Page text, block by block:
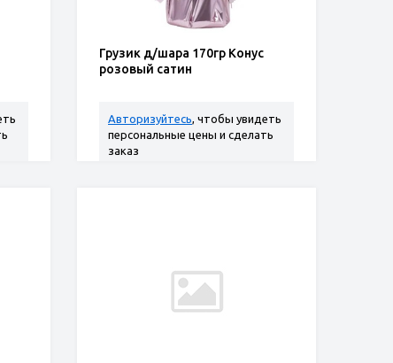
Грузик д/шара 170гр Конус
розовый сатин
Авторизуйтесь, чтобы увидеть
персональные цены и сделать
заказ